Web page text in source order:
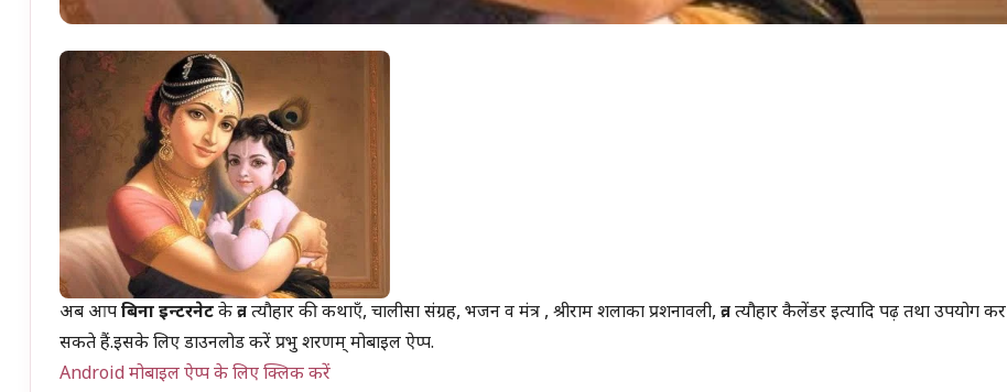
अब आपबिना इन्टरनेटके व्रत त्यौहार की कथाएँ, चालीसा संग्रह, भजन व मंत्र , श्रीराम शलाका प्रशनावली, व्रत त्यौहार कैलेंडर इत्यादि पढ़ तथा उपयोग कर
सकते हैं.इसके लिए डाउनलोड करें प्रभु शरणम् मोबाइल ऐप्प.
Android मोबाइल ऐप्प के लिए क्लिक करें